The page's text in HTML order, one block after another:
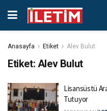
Anasayfa Etiket Alev Bulut
Etiket: Alev Bulut
Lisansüstü
Tutuyor